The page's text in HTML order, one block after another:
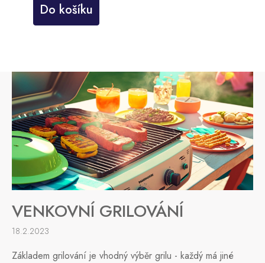
Do košíku
VENKOVNÍ GRILOVÁNÍ
18.2.2023
Základem grilování je vhodný výběr grilu - každý má jiné